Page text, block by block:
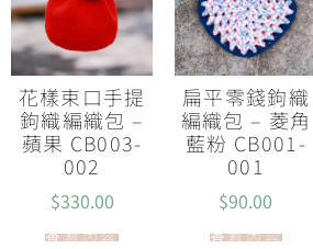
花樣束口手提
鉤織編織包 –
蘋果 CB003-
002
$330.00
查看內容
扁平零錢鉤織
編織包 – 菱角
藍粉 CB001-
001
$90.00
查看內容